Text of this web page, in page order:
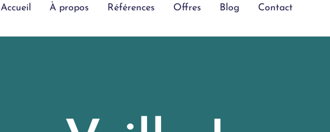
Accueil À propos Références Offres Blog Contact